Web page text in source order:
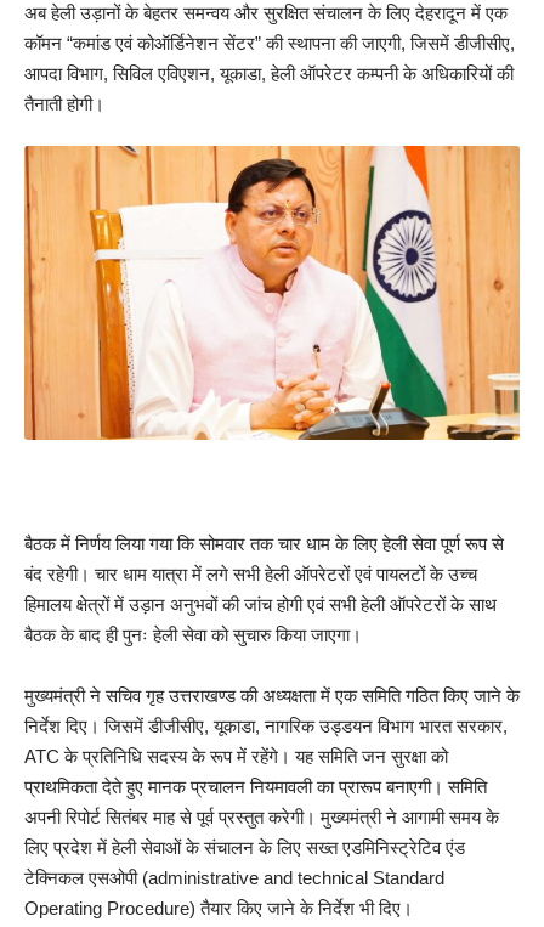
अब हेली उड़ानों के बेहतर समन्वय और सुरक्षित संचालन के लिए देहरादून में एक
कॉमन “कमांड एवं कोऑर्डिनेशन सेंटर” की स्थापना की जाएगी, जिसमें डीजीसीए,
आपदा विभाग, सिविल एविएशन, यूकाडा, हेली ऑपरेटर कम्पनी के अधिकारियों की
तैनाती होगी।
बैठक में निर्णय लिया गया कि सोमवार तक चार धाम के लिए हेली सेवा पूर्ण रूप से
बंद रहेगी। चार धाम यात्रा में लगे सभी हेली ऑपरेटरों एवं पायलटों के उच्च
हिमालय क्षेत्रों में उड़ान अनुभवों की जांच होगी एवं सभी हेली ऑपरेटरों के साथ
बैठक के बाद ही पुनः हेली सेवा को सुचारु किया जाएगा।
मुख्यमंत्री ने सचिव गृह उत्तराखण्ड की अध्यक्षता में एक समिति गठित किए जाने के
निर्देश दिए। जिसमें डीजीसीए, यूकाडा, नागरिक उड्डयन विभाग भारत सरकार,
ATC के प्रतिनिधि सदस्य के रूप में रहेंगे। यह समिति जन सुरक्षा को
प्राथमिकता देते हुए मानक प्रचालन नियमावली का प्रारूप बनाएगी। समिति
अपनी रिपोर्ट सितंबर माह से पूर्व प्रस्तुत करेगी। मुख्यमंत्री ने आगामी समय के
लिए प्रदेश में हेली सेवाओं के संचालन के लिए सख्त एडमिनिस्ट्रेटिव एंड
टेक्निकल एसओपी (administrative and technical Standard
Operating Procedure) तैयार किए जाने के निर्देश भी दिए।